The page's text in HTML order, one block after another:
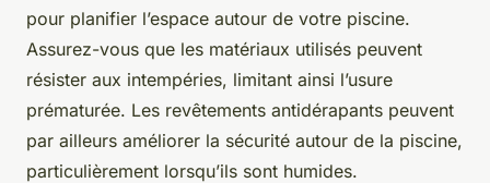
pour planifier l’espace autour de votre piscine.
Assurez-vous que les matériaux utilisés peuvent
résister aux intempéries, limitant ainsi l’usure
prématurée. Les revêtements antidérapants peuvent
par ailleurs améliorer la sécurité autour de la piscine,
particulièrement lorsqu’ils sont humides.